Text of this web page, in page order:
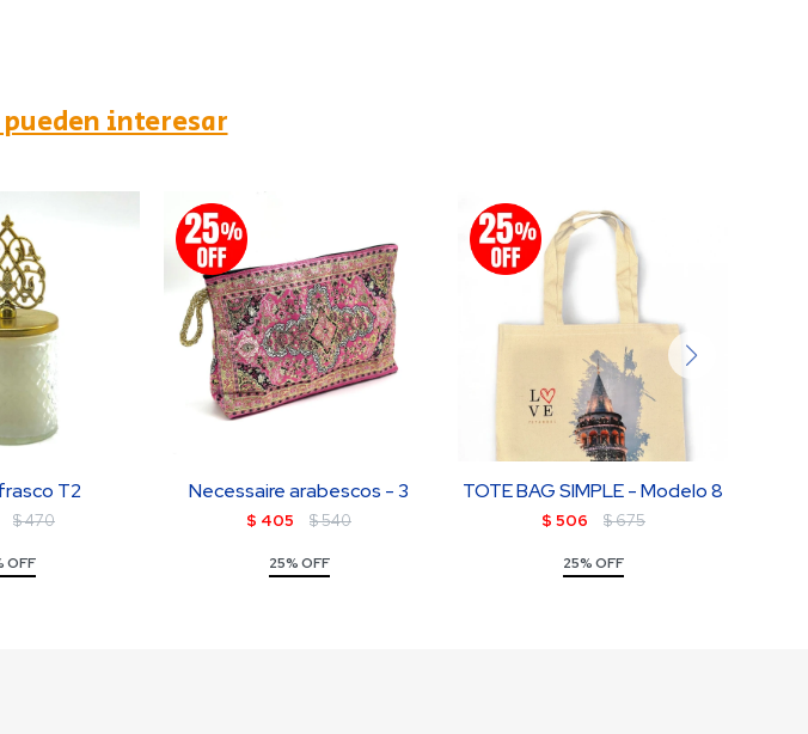
interesar
T2
$470
OFF
Necessaire arabescos - 3
$ 405 $540
25% OFF
TOTE BAG SIMPLE - Modelo 8
$ 506 $675
25% OFF